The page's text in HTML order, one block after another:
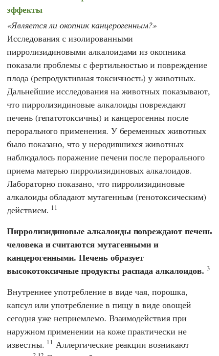
эффекты
Является ли окопник канцерогенным?
Исследования с изолированными
пирролизидиновыми алкалоидами из окопника
показали проблемы с фертильностью и повреждение
плода (репродуктивная токсичность) у животных.
Дальнейшие исследования на животных показывают,
что пирролизидиновые алкалоиды повреждают
печень (гепатотоксичны) и канцерогенны после
перорального применения. У беременных животных
было показано, что у неродившихся животных
наблюдалось поражение печени после перорального
приема матерью пирролизидиновых алкалоидов.
Лабораторно показано, что пирролизидиновые
алкалоиды обладают мутагенным (генотоксическим)
действием. 11
Пирролизидиновые алкалоиды повреждают печень
человека и считаются мутагенными и
канцерогенными. Печень образует
высокотоксичные продукты распада алкалоидов. 3
Внутреннее употребление в виде чая, порошка,
капсул или употребление в пищу в виде овощей
сегодня уже неприемлемо. Взаимодействия при
наружном применении на коже практически не
известны. 11 Аллергические реакции возникают